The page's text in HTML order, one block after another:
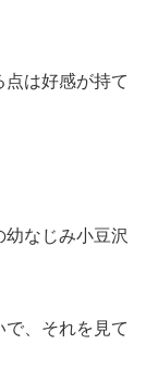
は好感が持て
なじみ小豆沢
、それを見て